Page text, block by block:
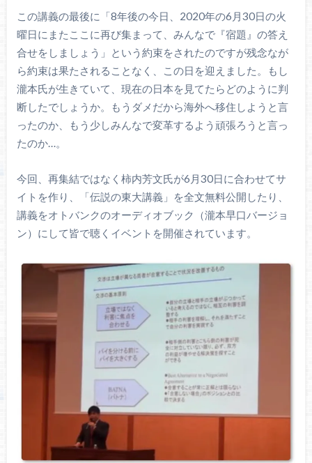
この講義の最後に「8年後の今日、2020年の6月30日の火
曜日にまたここに再び集まって、みんなで『宿題』の答え
合せをしましょう」という約束をされたのですが残念なが
ら約束は果たされることなく、この日を迎えました。もし
瀧本氏が生きていて、現在の日本を見てたらどのように判
断したでしょうか。もうダメだから海外へ移住しようと言
ったのか、もう少しみんなで変革するよう頑張ろうと言っ
たのか…。
今回、再集結ではなく柿内芳文氏が6月30日に合わせてサ
イトを作り、「伝説の東大講義」を全文無料公開したり、
講義をオトバンクのオーディオブック（瀧本早口バージョ
ン）にして皆で聴くイベントを開催されています。